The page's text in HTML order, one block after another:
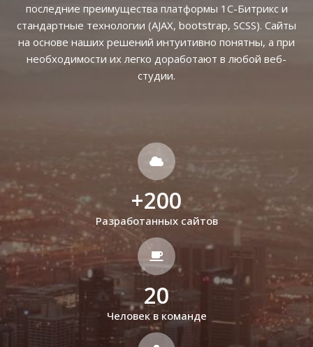
последние преимущества платформы 1С-Битрикс и
стандартные технологии (AJAX, bootstrap, SCSS). Сайты
на основе наших решений интуитивно понятны, а при
необходимости их легко доработают в любой веб-
студии.
+200
Разработанных сайтов
20
Человек в команде